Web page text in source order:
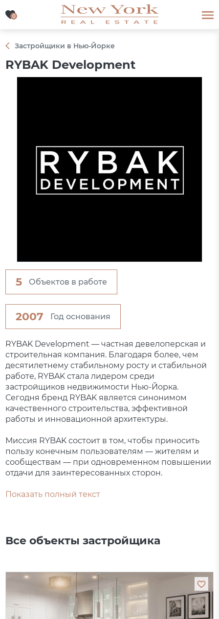
0
0
Застройщики в Нью-Йорке
RYBAK Development
5 Объектов в работе
2007 Год основания
RYBAK Development — частная девелоперская и
строительная компания. Благодаря более, чем
десятилетнему стабильному росту и стабильной
работе, RYBAK стала лидером среди
застройщиков недвижимости Нью-Йорка.
Сегодня бренд RYBAK является синонимом
качественного строительства, эффективной
работы и инновационной архитектуры.
Миссия RYBAK состоит в том, чтобы приносить
пользу конечным пользователям — жителям и
сообществам — при одновременном повышении
отдачи для заинтересованных сторон.
Показать полный текст
Все объекты застройщика